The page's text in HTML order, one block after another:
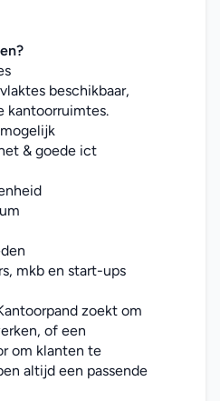
beschikbaar,
kantoorruimtes.
& goede ict
mkb en start-ups
zoekt om
of een
om klanten te
altijd een passende